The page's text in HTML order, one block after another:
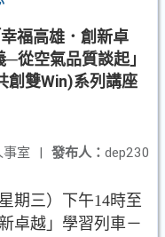
福高雄．創新卓
從空氣品質談起」
創雙Win)系列講座
發布人： dep230
事室 |
期三）下午14時至
卓越」學習列車－